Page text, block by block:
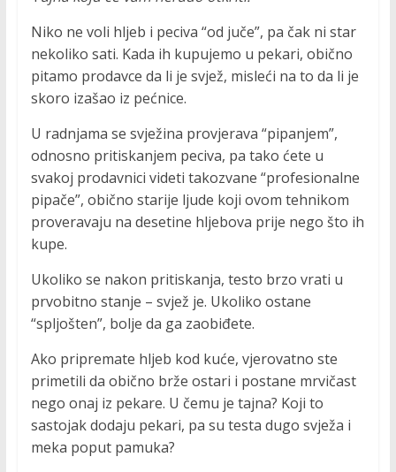
Niko ne voli hljeb i peciva “od juče”, pa čak ni star
nekoliko sati. Kada ih kupujemo u pekari, obično
pitamo prodavce da li je svjež, misleći na to da li je
skoro izašao iz pećnice.
U radnjama se svježina provjerava “pipanjem”,
odnosno pritiskanjem peciva, pa tako ćete u
svakoj prodavnici videti takozvane “profesionalne
pipače”, obično starije ljude koji ovom tehnikom
proveravaju na desetine hljebova prije nego što ih
kupe.
Ukoliko se nakon pritiskanja, testo brzo vrati u
prvobitno stanje – svjež je. Ukoliko ostane
“spljošten”, bolje da ga zaobiđete.
Ako pripremate hljeb kod kuće, vjerovatno ste
primetili da obično brže ostari i postane mrvičast
nego onaj iz pekare. U čemu je tajna? Koji to
sastojak dodaju pekari, pa su testa dugo svježa i
meka poput pamuka?